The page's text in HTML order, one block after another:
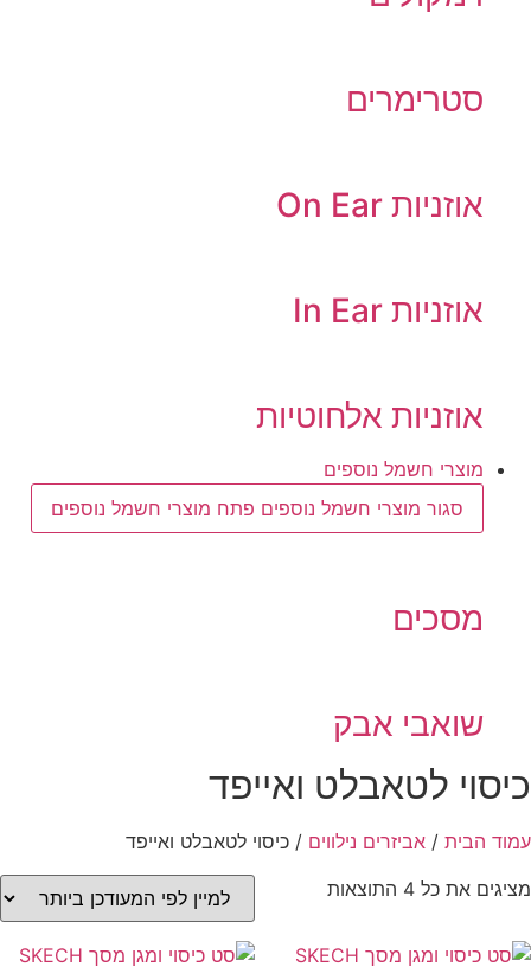
סטרימרים
אוזניות On Ear
אוזניות In Ear
אוזניות אלחוטיות
מוצרי חשמל נוספים
סגור מוצרי חשמל נוספים פתח מוצרי חשמל נוספים
מסכים
שואבי אבק
לטאבלט ואייפד
הבית/אביזרים נילווים/ כיסוי לטאבלט ואייפד
את כל ⁦4⁩ התוצאות
ממוין
הפריט